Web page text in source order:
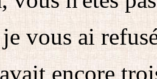
vous ai
encore